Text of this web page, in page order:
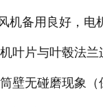
备用良好，电
叶片与叶毂法
壁无碰磨现象（